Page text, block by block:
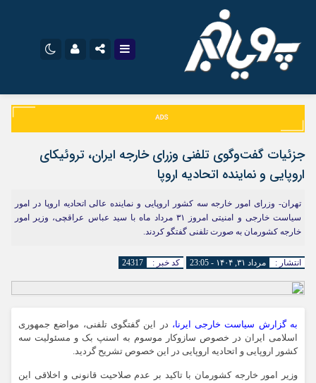
اینستاگرام
تلگرام
سروش
ایتا
اپلیکیشن
نام کاربری یا نشانی ایمیل
رمز عبور
مرا به خاطر بسپار
جزئیات گفت‌وگوی تلفنی وزرای خارجه ایران، تروئیکای
اروپایی و نماینده اتحادیه اروپا
تهران- وزرای امور خارجه سه کشور اروپایی و نماینده عالی اتحادیه اروپا در امور
سیاست خارجی و امنیتی امروز ۳۱ مرداد ماه با سید عباس عراقچی، وزیر امور
خارجه کشورمان به صورت تلفنی گفتگو کردند.
انتشار : مرداد ۳۱, ۱۴۰۴ - 23:05 کد خبر : 24317
به گزارش سیاست خارجی ایرنا، در این گفتگوی تلفنی، مواضع جمهوری
اسلامی ایران در خصوص سازوکار موسوم به اسنپ بک و مسئولیت‌ سه
کشور اروپایی و اتحادیه اروپایی در این خصوص تشریح گردید.
وزیر امور خارجه کشورمان با تاکید بر عدم صلاحیت قانونی و اخلاقی این